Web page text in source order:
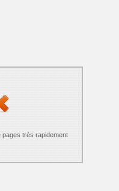
très rapidement